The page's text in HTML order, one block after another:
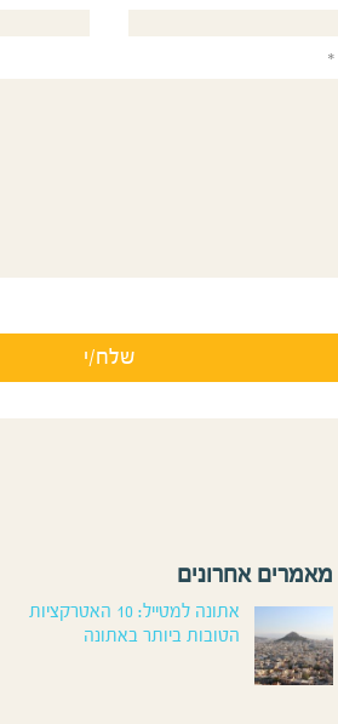
*
מאמרים אחרונים
אתונה למטייל: 10 האטרקציות
הטובות ביותר באתונה